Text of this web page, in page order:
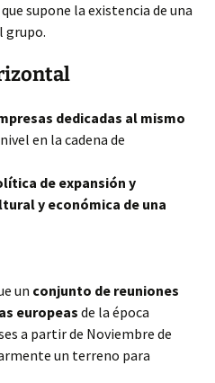
supone la existencia de una
grupo.
dedicadas al mismo
en la cadena de
de expansión y
y económica de una
un conjunto de reuniones
europeas de la época
a partir de Noviembre de
un terreno para